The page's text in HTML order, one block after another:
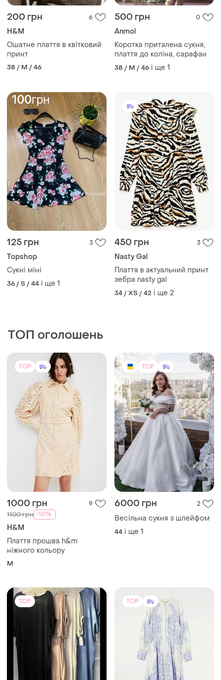
200 грн 6
H&M
Ошатне плаття в квітковий
принт
38 / M / 46
500 грн 0
Anmol
Коротка приталена сукня,
плаття до коліна, сарафан
38 / M / 46 і ще 1
125 грн 3
Topshop
Сукні міні
36 / S / 44 і ще 1
450 грн 3
Nasty Gal
Плаття в актуальний принт
зебра nasty gal
34 / XS / 42 і ще 2
ТОП оголошень
TOP
1000 грн 9
1100 грн -10%
H&M
Плаття прошва h&m
ніжного кольору
M
TOP
6000 грн 2
Весільна сукня з шлейфом
44 і ще 1
TOP TOP